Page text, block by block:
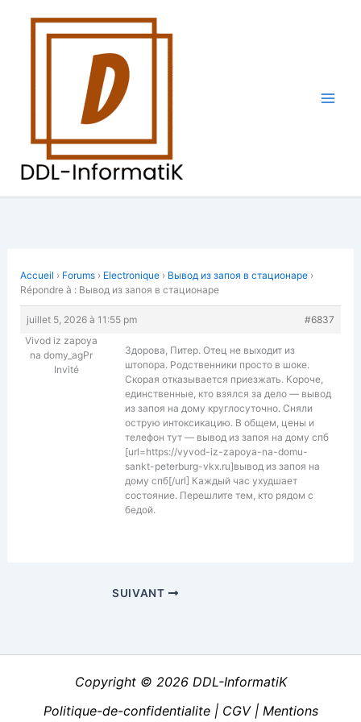
Accueil › Forums › Electronique › Вывод из запоя в стационаре ›
Répondre à : Вывод из запоя в стационаре
juillet 5, 2026 à 11:55 pm
#6837
Vivod iz zapoya
na domy_agPr
Invité
Здорова, Питер. Отец не выходит из
штопора. Родственники просто в шоке.
Скорая отказывается приезжать. Короче,
единственные, кто взялся за дело — вывод
из запоя на дому круглосуточно. Сняли
острую интоксикацию. В общем, цены и
телефон тут — вывод из запоя на дому спб
[url=https://vyvod-iz-zapoya-na-domu-
sankt-peterburg-vkx.ru]вывод из запоя на
дому спб[/url] Каждый час ухудшает
состояние. Перешлите тем, кто рядом с
бедой.
SUIVANT
Copyright © 2026 DDL-InformatiK
Politique-de-confidentialite | CGV | Mentions